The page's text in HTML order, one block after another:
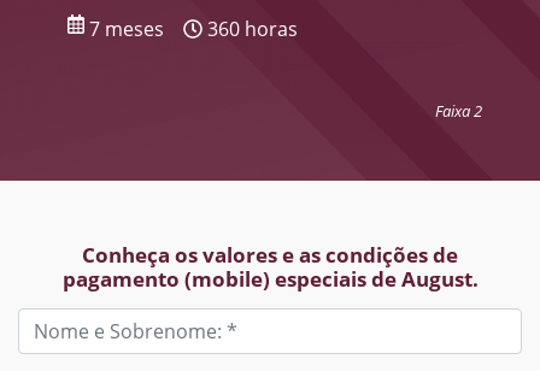
7 meses 360 horas
Faixa 2
Conheça os valores e as condições de
pagamento (mobile) especiais de August.